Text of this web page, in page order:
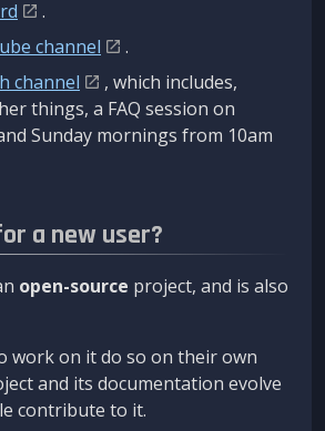
.
channel
.
channel
, which includes,
things, a FAQ session on
Sunday mornings from 10am
a new user?
open-source project, and is also
work on it do so on their own
and its documentation evolve
contribute to it.